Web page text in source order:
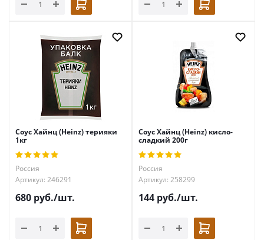
Соус Хайнц (Heinz) терияки
1кг
Россия
Артикул: 246291
680 руб./шт.
Соус Хайнц (Heinz) кисло-
сладкий 200г
Россия
Артикул: 258299
144 руб./шт.